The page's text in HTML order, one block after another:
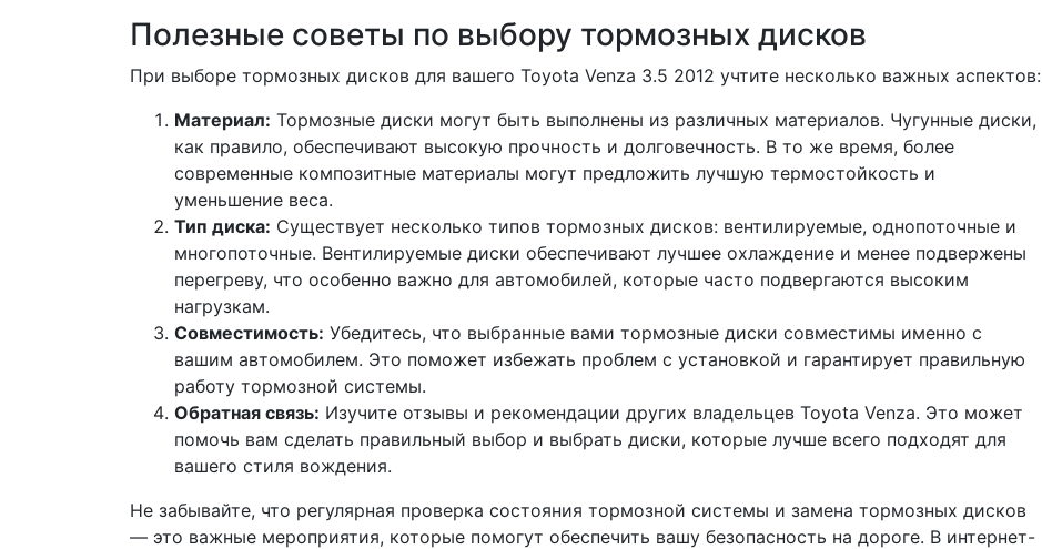
Полезные советы по выбору тормозных дисков
При выборе тормозных дисков для вашего Toyota Venza 3.5 2012 учтите несколько важных аспектов:
Материал: Тормозные диски могут быть выполнены из различных материалов. Чугунные диски,
как правило, обеспечивают высокую прочность и долговечность. В то же время, более
современные композитные материалы могут предложить лучшую термостойкость и
уменьшение веса.
Тип диска: Существует несколько типов тормозных дисков: вентилируемые, однопоточные и
многопоточные. Вентилируемые диски обеспечивают лучшее охлаждение и менее подвержены
перегреву, что особенно важно для автомобилей, которые часто подвергаются высоким
нагрузкам.
Совместимость: Убедитесь, что выбранные вами тормозные диски совместимы именно с
вашим автомобилем. Это поможет избежать проблем с установкой и гарантирует правильную
работу тормозной системы.
Обратная связь: Изучите отзывы и рекомендации других владельцев Toyota Venza. Это может
помочь вам сделать правильный выбор и выбрать диски, которые лучше всего подходят для
вашего стиля вождения.
Не забывайте, что регулярная проверка состояния тормозной системы и замена тормозных дисков
— это важные мероприятия, которые помогут обеспечить вашу безопасность на дороге. В интернет-